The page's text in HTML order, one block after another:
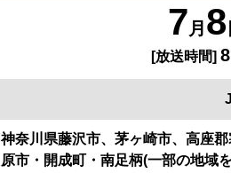
7 月 8
[放送時間]
神奈川県藤沢市、茅ヶ崎市、高座
原市・開成町・南足柄(一部の地域